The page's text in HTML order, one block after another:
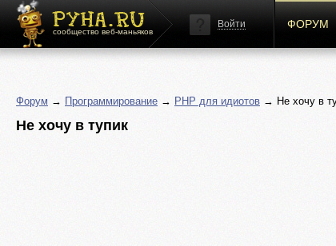
сообщество веб-маньяков
Войти ФОРУМ
Форум → Программирование → PHP для идиотов → Не хочу в
Не хочу в тупик